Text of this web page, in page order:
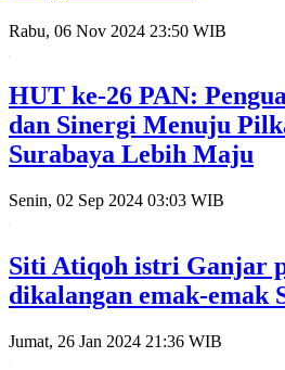
Rabu, 06 Nov 2024 23:50 WIB
HUT ke-26 PAN:
dan Sinergi Menuju
Surabaya Lebih Maju
Senin, 02 Sep 2024 03:03 WIB
Siti Atiqoh istri Ganjar
dikalangan emak-emak
Jumat, 26 Jan 2024 21:36 WIB